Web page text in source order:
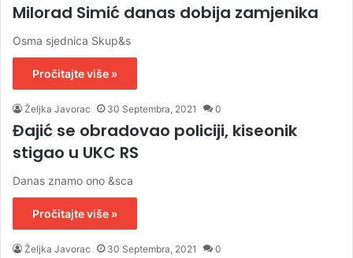
Milorad Simić danas dobija zamjenika
Osma sjednica Skup&s
Pročitajte više »
Željka Javorac 30 Septembra, 2021 0
Đajić se obradovao policiji, kiseonik
stigao u UKC RS
Danas znamo ono &sca
Pročitajte više »
Željka Javorac 30 Septembra, 2021 0